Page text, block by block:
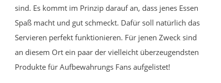
sind. Es kommt im Prinzip darauf an, dass jenes Essen
Spaß macht und gut schmeckt. Dafür soll natürlich das
Servieren perfekt funktionieren. Für jenen Zweck sind
an diesem Ort ein paar der vielleicht überzeugendsten
Produkte für Aufbewahrungs Fans aufgelistet!